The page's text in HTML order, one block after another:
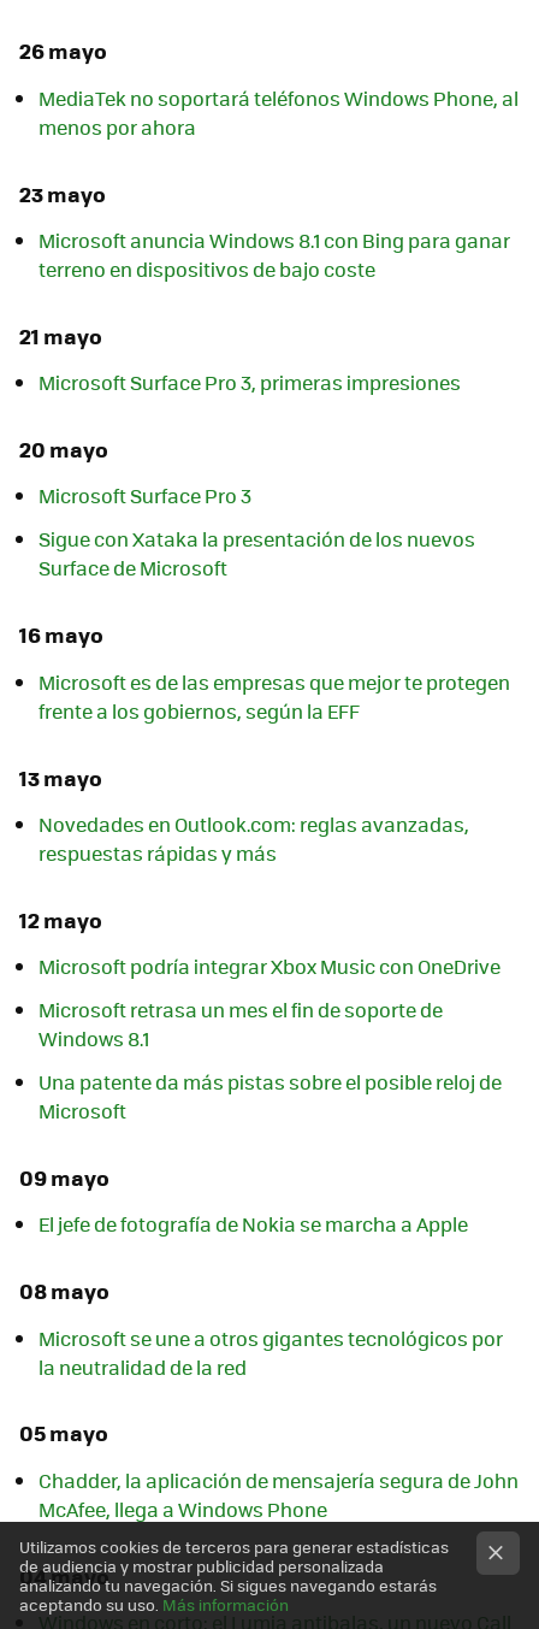
26 mayo
MediaTek no soportará teléfonos Windows Phone, al
menos por ahora
23 mayo
Microsoft anuncia Windows 8.1 con Bing para ganar
terreno en dispositivos de bajo coste
21 mayo
Microsoft Surface Pro 3, primeras impresiones
20 mayo
Microsoft Surface Pro 3
Sigue con Xataka la presentación de los nuevos
Surface de Microsoft
16 mayo
Microsoft es de las empresas que mejor te protegen
frente a los gobiernos, según la EFF
13 mayo
Novedades en Outlook.com: reglas avanzadas,
respuestas rápidas y más
12 mayo
Microsoft podría integrar Xbox Music con OneDrive
Microsoft retrasa un mes el fin de soporte de
Windows 8.1
Una patente da más pistas sobre el posible reloj de
Microsoft
09 mayo
El jefe de fotografía de Nokia se marcha a Apple
08 mayo
Microsoft se une a otros gigantes tecnológicos por
la neutralidad de la red
05 mayo
Chadder, la aplicación de mensajería segura de John
McAfee, llega a Windows Phone
04 mayo
Windows en corto: el Lumia antibalas, un nuevo Call
Utilizamos cookies de terceros para generar estadísticas
de audiencia y mostrar publicidad personalizada
analizando tu navegación. Si sigues navegando estarás
aceptando su uso. Más información